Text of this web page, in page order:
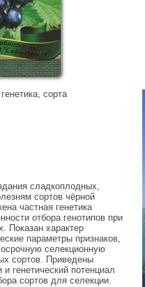
сорта
сладкоплодных,
сортов чёрной
частная генетика
отбора генотипов при
Показан характер
параметры признаков,
селекционную
сортов. Приведены
генетический потенциал
сортов для селекции.